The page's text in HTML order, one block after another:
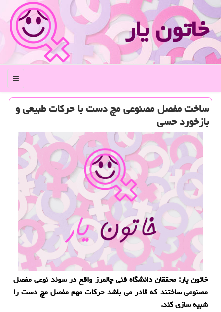
خاتون یار
منو
ساخت مفصل مصنوعی مچ دست با حركات طبیعی و
بازخورد حسی
خاتون یار: محققان دانشگاه فنی چالمرز واقع در سوئد نوعی مفصل
مصنوعی ساختند كه قادر می باشد حركات مهم مفصل مچ دست را
شبیه سازی كند.